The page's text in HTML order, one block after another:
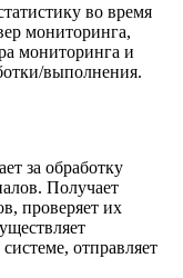
во время
мониторинга,
мониторинга и
выполнения.
за обработку
Получает
проверяет их
отправляет